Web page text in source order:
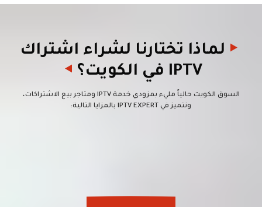
لماذا تختارنا لشراء اشتراك
IPTV في الكويت؟
السوق الكويت حالياً مليء بمزودي خدمة IPTV ومتاجر بيع الاشتراكات،
ونتميز في IPTV EXPERT بالمزايا التالية: